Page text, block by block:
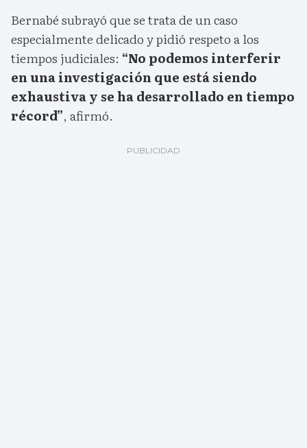
Bernabé subrayó que se trata de un caso
especialmente delicado y pidió respeto a los
tiempos judiciales: “No podemos interferir
en una investigación que está siendo
exhaustiva y se ha desarrollado en tiempo
récord”, afirmó.